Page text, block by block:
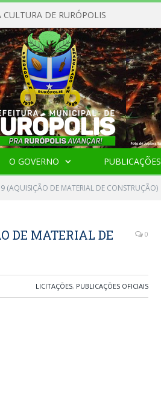
DE RURÓPOLIS
O GOVERNO PUBLICAÇÕES
(AQUISIÇÃO DE MATERIAL DE CONSTRUÇÃO)
DE MATERIAL DE
0
LICITAÇÕES, PUBLICAÇÕES OFICIAIS